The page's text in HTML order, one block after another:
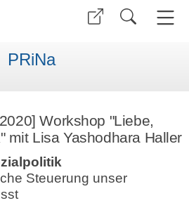
PRiNa
Workshop "Liebe,
mit Lisa Yashodhara Haller
Steuerung unser